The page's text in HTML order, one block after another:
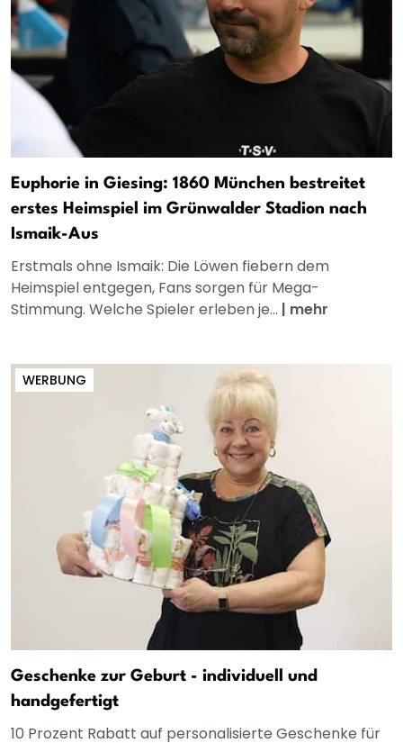
Euphorie in Giesing: 1860 München bestreitet
erstes Heimspiel im Grünwalder Stadion nach
Ismaik-Aus
Erstmals ohne Ismaik: Die Löwen fiebern dem
Heimspiel entgegen, Fans sorgen für Mega-
Stimmung. Welche Spieler erleben je... | mehr
WERBUNG
Geschenke zur Geburt - individuell und
handgefertigt
10 Prozent Rabatt auf personalisierte Geschenke für